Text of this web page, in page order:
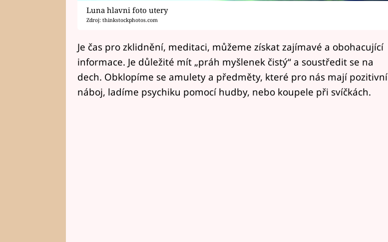
Luna hlavni foto utery
Zdroj: thinkstockphotos.com
Je čas pro zklidnění, meditaci, můžeme získat zajímavé a obohacující
informace. Je důležité mít „práh myšlenek čistý“ a soustředit se na
dech. Obklopíme se amulety a předměty, které pro nás mají pozitivní
náboj, ladíme psychiku pomocí hudby, nebo koupele při svíčkách.